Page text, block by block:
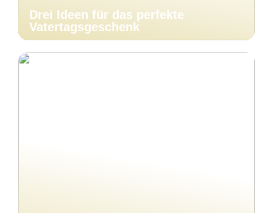
Drei Ideen für das perfekte
Vatertagsgeschenk